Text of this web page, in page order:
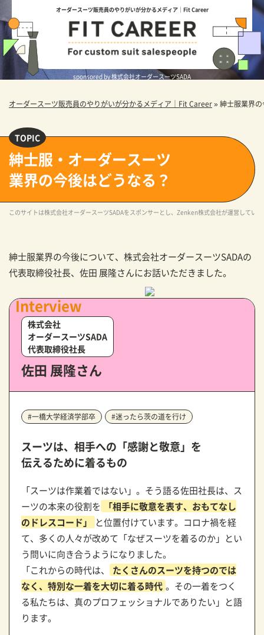
オーダースーツ販売員のやりがいが分かるメディア｜Fit Career
sponsored by 株式会社オーダースーツSADA
オーダースーツ販売員のやりがいが分かるメディア｜Fit Career»紳士服業界
紳士服・オーダースーツ
業界の今後はどうなる？
このサイトは株式会社オーダースーツSADAをスポンサーとし、Zenken株式会社が運営してい
紳士服業界の今後について、株式会社オーダースーツSADAの
代表取締役社長、佐田 展隆さんにお話いただきました。
Interview
株式会社
オーダースーツSADA
代表取締役社長
佐田 展隆さん
#一橋大学経済学部卒 #迷ったら茨の道を行け
スーツは、相手への「感謝と敬意」を
伝えるために着るもの
「スーツは作業着ではない」。そう語る佐田社長は、ス
ーツの本来の役割を
「相手に敬意を表す、おもてなし
のドレスコード」
と位置付けています。コロナ禍を経
て、多くの人々が改めて「なぜスーツを着るのか」とい
う問いに向き合うようになりました。
「これからの時代は、
たくさんのスーツを持つのでは
なく、特別な一着を大切に着る時代 。その一着をつく
る私たちは、真のプロフェッショナルでありたい」と語
ります。